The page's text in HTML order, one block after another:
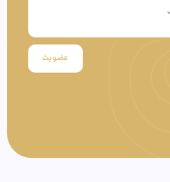
عضویت